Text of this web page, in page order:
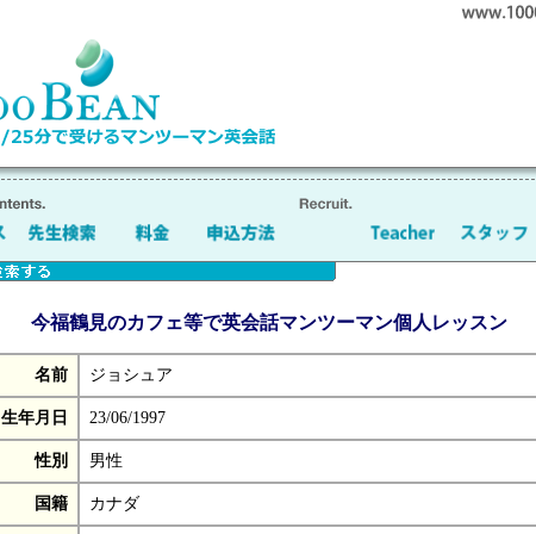
今福鶴見のカフェ等で英会話マンツーマン個人レッスン
名前 ジョシュア
生年月日 23/06/1997
性別 男性
国籍 カナダ